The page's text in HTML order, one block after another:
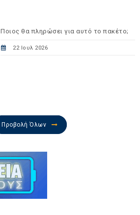
Ποιος θα πληρώσει για αυτό το πακέτο;
22 Ιουλ 2026
Προβολή Όλων